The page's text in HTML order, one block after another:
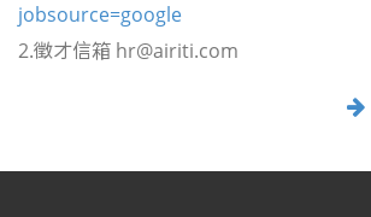
jobsource=google
2.徵才信箱 hr@airiti.com